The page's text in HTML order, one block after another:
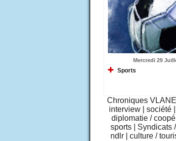
Mercredi 29
Sports
Chroniques VLANE
interview
société
diplomatie /
sports
Syndicats
ndlr
culture /